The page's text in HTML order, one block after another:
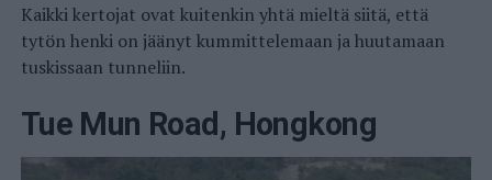
Kaikki kertojat ovat kuitenkin yhtä mieltä siitä, että
tytön henki on jäänyt kummittelemaan ja huutamaan
tuskissaan tunneliin.
Tue Mun Road, Hongkong